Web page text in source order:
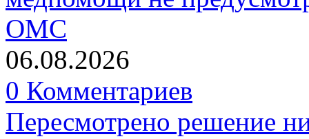
ОМС
06.08.2026
0 Комментариев
Пересмотрено решение